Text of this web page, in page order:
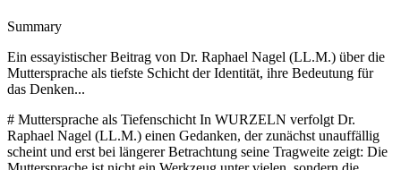
Summary
Ein essayistischer Beitrag von Dr. Raphael Nagel (LL.M.) über die
Muttersprache als tiefste Schicht der Identität, ihre Bedeutung für
das Denken...
# Muttersprache als Tiefenschicht In WURZELN verfolgt Dr. Raphael Nagel (LL.M.) einen Gedanken, der zunächst unauffällig scheint und erst bei längerer Betrachtung seine Tragweite zeigt: Die Muttersprache ist nicht ein Werkzeug unter vielen, sondern die unterste Schicht unserer Kartografie der Wirklichkeit. Wer diese Schicht ernst nimmt, versteht, warum zwei Gesprächspartner an einem Verhandlungstisch dieselben Worte verwenden und dennoch nicht dasselbe meinen. Die folgenden Überlegungen entfalten diesen Gedanken in Richtung einer praktischen Frage, die jeden betrifft, der in internationalen Zusammenhängen arbeitet: Was bedeutet es für Führung, Verhandlung und Kapital, wenn Sprache weniger ein Behälter des Denkens als dessen Architektur ist? ## Die erste Landkarte bleibt die unterste Nagel formuliert in WURZELN eine These, die auf den ersten Blick vertraut klingt und auf den zweiten Blick radikal ist. Muttersprache, schreibt er, sei nicht einfach eine Möglichkeit, die Welt zu beschreiben, sondern eine Möglichkeit, sie zu gliedern. Wer in einer Sprache aufwächst, übernimmt unmerklich deren Topografie. Er erbt eine Landkarte der Wirklichkeit, auf der bestimmte Gebiete in hoher Auflösung eingezeichnet sind, während andere kaum sichtbar werden. Diese Landkarte wird er sein Leben lang benutzen, auch wenn er später weitere Karten hinzugewinnt. Der entscheidende Punkt liegt in der Reihenfolge. Die erste Karte ist nicht eine Karte unter gleichwertigen Karten, sondern die unterste Schicht aller späteren Kartografien. Auf sie legen sich weitere Sprachen wie transparente Folien. Sie verändern das Bild, aber sie löschen die Grundzeichnung nicht aus. Wer diesen Gedanken einmal ernst genommen hat, hört auf, über Sprachkompetenz im Sinne eines Messwertes zu reden. Er beginnt, in Schichten zu denken. Für den Einzelnen bedeutet das eine Einladung zur Ehrlichkeit. Die Muttersprache ist nicht dort am stärksten, wo wir sie bewusst einsetzen, sondern dort, wo wir sie nicht bemerken. In Momenten des Schmerzes, des Traums, des Gebets kehren selbst Menschen, die Jahrzehnte in fremden Sprachen gearbeitet haben, in ihre erste Sprache zurück. Das ist kein sentimentaler Rückfall, sondern ein topografisches Ereignis. Sie berühren, ohne es zu planen, die tiefste Schicht ihrer eigenen Kartografie. ## Warum Sprachen nicht bloß übersetzbar sind Die populäre Vorstellung sieht Sprache als Gefäß. Man füllt Gedanken hinein, verschließt es und kann es in ein anderes Gefäß umgießen, ohne dass sich der Inhalt verändert. Diese Vorstellung ist bequem, aber sie ist falsch. Sie unterschlägt, dass jede Sprache Begriffe enthält, die in anderen Sprachen fehlen, und dass sie blinde Flecken hat, wo andere scharfe Konturen zeichnen. Das Deutsche teilt Dinge anders ein als das Russische, das Russische anders als das Arabische. Wer das als Feinheit der Philologie abtut, verkennt die praktische Dimension. Zwei Menschen, die dieselbe Wirklichkeit in verschiedenen Muttersprachen beschreiben, beschreiben nicht dieselbe Wirklichkeit. Sie beschreiben Wirklichkeiten, die sich überschneiden, aber nicht decken. Die Überschneidung reicht für viele Zwecke aus. Für die Zwecke, um die es in ernsten Verhandlungen geht, reicht sie gerade nicht mehr. Daraus folgt eine Unterscheidung, die Nagel in seinem Buch mehrfach andeutet. Wer in einer Sprache aufgewachsen ist, die bestimmte Grundbegriffe nicht kennt, nimmt diese Begriffe, wenn er ihnen später begegnet, anders auf als jemand, dem sie von Kindheit an vertraut waren. Sie bleiben Teil eines sekundären Sprachschatzes, nicht des primären. Das ist keine Wertung. Es ist eine topografische Feststellung. Die Tiefenschicht lässt sich nicht nachträglich einfärben. ## Mehrsprachigkeit als Privileg, nicht als Kompetenz In beruflichen Kontexten wird Mehrsprachigkeit oft als Kompetenz beschrieben, die man trainieren kann wie eine Software. Diese Beschreibung übersieht den entscheidenden Unterschied. Wer zwei oder drei Sprachen als Kind gelernt hat, verfügt über mehrere Landkarten, zwischen denen er wechselt, ohne zu bemerken, dass er wechselt. Er kann Probleme von zwei Seiten gleichzeitig sehen. Er kann Zwischenräume betreten, die Monolingualen verschlossen bleiben. Nagel spricht nicht von Training, sondern von einer Architektur, die in den ersten Lebensjahren entsteht und später nicht vollständig nachgebaut werden kann. Das ist unbequem für eine Zeit, die alles in Qualifikationen auflösen möchte. Aber es ist redlich. Ein später erworbener Sprachkurs, so akribisch er absolviert wird, kann ersetzen, was fehlt, ohne es zu ersetzen. Die fremde Sprache bleibt ein Instrument neben anderen Instrumenten. Die zweite Muttersprache dagegen ist Teil der Grundverdrahtung. Zwischen beiden Zuständen liegt kein Abstand in Stunden, sondern ein Unterschied in der Schicht. Daraus folgt nicht, dass Monolinguale benachteiligt wären. Sie verfügen über eine tiefe Einfärbung ihrer einzigen Karte, die wiederum Mehrsprachigen oft fehlt. Die Frage ist nicht, wer reicher ausgestattet sei. Die Frage ist, welche Architektur man mitbringt und wie klar man sie kennt. Wer seine Sprachlandschaft kennt, geht anders in ein Gespräch als jemand, der sich für neutral hält. ## Folgen für internationale Verhandlung und Führung In internationalen Verhandlungen wird diese Einsicht selten auf den Tisch gelegt, obwohl sie unter jeder Äußerung wirkt. Gesprochen wird meist in einer gemeinsamen Sprache, oft im Englischen, das selten die Muttersprache aller Beteiligten ist. Was wie ein neutrales Feld aussieht, ist in Wahrheit ein Feld, auf dem alle Parteien aus ihren eigenen Tiefenschichten heraus operieren, ohne diese Schichten offenzulegen. Missverständnisse, die in solchen Gesprächen entstehen, werden oft der Sachfrage zugerechnet. Sie gehören in Wirklichkeit der Sprachschicht an. Führungskräfte, die diese Dimension begreifen, verhandeln anders. Sie hören nicht nur auf das, was gesagt wird, sondern auf die Kategorien, in denen das Gesagte organisiert ist. Sie bemerken, dass ein Partner einen juristischen Begriff in seiner Muttersprache anders gliedert, als es der englische Zwischenbegriff vermuten lässt. Sie behandeln Übersetzung nicht als Nebenaspekt, sondern als Teil der Sache. Das verlangt Geduld und eine Zurückhaltung, die in marktförmiger Kommunikation kaum mehr vorgesehen ist. Auch in der Führung von multinationalen Teams ist die Tiefenschicht der Muttersprache kein Randphänomen. Wer sein Team anleitet, arbeitet mit Menschen, deren emotionale Grundverdrahtung in anderen Sprachen verlegt wurde. Ihre Art, Kritik zu hören, Lob aufzunehmen, Loyalität zu empfinden, folgt nicht zuerst den englischen Floskeln der Unternehmenskommunikation, sondern den Rhythmen ihrer frühen Sprache. Wer das übersieht, führt auf der Oberfläche und wundert sich, warum die Tiefen nicht reagieren. ## Europäische Kapitalmärkte als vielsprachige Architektur Die europäischen Kapitalmärkte sind ein Laboratorium dieser Einsichten, auch wenn sie sich selbst nicht gern so beschreiben. Anders als in monolingualen Wirtschaftsräumen treffen hier täglich Muttersprachen aufeinander, die Wirklichkeit unterschiedlich gliedern. Begriffe wie Risiko, Vertrauen, Haftung, Verantwortung klingen in jeder Sprache gleich, wenn man sie übersetzt, und sie sind doch in jeder Sprache anders gebettet. Das juristische Deutsch trägt eine andere Präzisionserwartung als das romanische Vertragsvokabular, und beide unterscheiden sich von der pragmatischeren angelsächsischen Tradition. Wer in europäischen Kapitalmärkten handelt, arbeitet deshalb nicht in einem einheitlichen Feld, sondern in einem Feld überlagerter Kartografien. Die Herausforderung besteht nicht darin, Unterschiede zu beseitigen. Sie besteht darin, sie zu kennen und zu nutzen. Eine Vertragsklausel, die in einer Sprache als selbstverständlich gilt, wird in einer anderen Sprache erklärungsbedürftig. Ein Begriff, der im Deutschen eng geführt wird, öffnet sich im Französischen zu einem Feld weiter Deutungen. Daraus folgt kein Plädoyer für Harmonisierung um jeden Preis. Im Gegenteil. Eine europäische Verhandlungskultur, die ihre Mehrsprachigkeit als Voraussetzung und nicht als Hindernis begreift, hat einen strategischen Vorteil gegenüber Räumen, in denen nur eine Sprache denkt. Sie ist langsamer, genauer, widerstandsfähiger gegen die Illusion universeller Begriffe. Dr. Raphael Nagel (LL.M.) nennt diese Haltung in einem anderen Zusammenhang die Synthese von Herkunft und Fortschritt. Sie lässt sich auf das Sprachliche übertragen: Mehrsprachigkeit als Bewusstsein der eigenen Tiefenschicht, nicht als ihre Auflösung. ## Vom Wissen um die eigene Sprache Am Ende eines solchen Gedankenganges steht eine Aufforderung, die bescheiden klingt und zugleich anspruchsvoll ist. Wer seine eigene Muttersprache kennt, also nicht nur beherrscht, sondern in ihrer gliedernden Kraft wahrnimmt, verändert seinen Umgang mit anderen Sprachen und mit anderen Menschen. Er hört genauer zu. Er übersetzt langsamer. Er traut seinen ersten Reflexen weniger und seinen zweiten Überlegungen mehr. Das ist keine Haltung, die sich in Seminaren einüben lässt. Sie wächst aus Aufmerksamkeit über Zeit. Nagel beschreibt in WURZELN die Muttersprache als Erbe, nicht als Errungenschaft. Man hat sie nicht erworben, man hat sie übernommen. Erworben wird sie erst in dem Maße, in dem man sie sich bewusst aneignet, ihre Grenzen betrachtet, ihre Eigenheiten anerkennt. Dieses Erwerben ist, im Sinne des alten goetheschen Satzes, die einzige Form, in der man etwas wirklich besitzt. Ohne dieses Erwerben bleibt auch die sichere Sprache ein Automat, der spricht, ohne dass der Sprechende wüsste, was er tut. Gerade für diejenigen, die in internationalen Zusammenhängen arbeiten, ist dieses Erwerben keine private Übung, sondern eine berufliche Voraussetzung. Wer die eigene Sprache als Tiefenschicht kennt, kann die Tiefenschichten anderer respektieren. Wer sie nicht kennt, hält die eigenen Reflexe für universelle Maßs